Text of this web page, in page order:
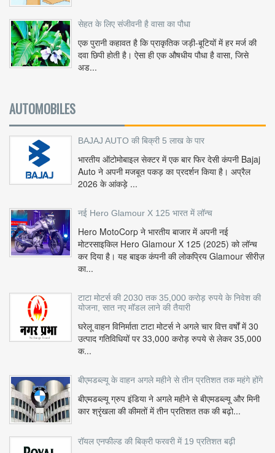
सेहत के लिए संजीवनी है वासा का पौधा
एक पुरानी कहावत है कि प्राकृतिक जड़ी-बूटियों में हर मर्ज की
दवा छिपी होती है। ऐसा ही एक औषधीय पौधा है वासा, जिसे
अड...
AUTOMOBILES
BAJAJ AUTO की बिक्री 5 लाख के पार
भारतीय ऑटोमोबाइल सेक्टर में एक बार फिर देसी कंपनी Bajaj
Auto ने अपनी मजबूत पकड़ का प्रदर्शन किया है। अप्रैल
2026 के आंकड़े ...
नई Hero Glamour X 125 भारत में लॉन्च
Hero MotoCorp ने भारतीय बाजार में अपनी नई
मोटरसाइकिल Hero Glamour X 125 (2025) को लॉन्च
कर दिया है। यह बाइक कंपनी की लोकप्रिय Glamour सीरीज़
का...
टाटा मोटर्स की 2030 तक 35,000 करोड़ रुपये के निवेश की
योजना, सात नए मॉडल लाने की तैयारी
घरेलू वाहन विनिर्माता टाटा मोटर्स ने अगले चार वित्त वर्षों में 30
उत्पाद गतिविधियों पर 33,000 करोड़ रुपये से लेकर 35,000
क...
बीएमडब्ल्यू के वाहन अगले महीने से तीन प्रतिशत तक महंगे होंगे
बीएमडब्ल्यू ग्रुप इंडिया ने अगले महीने से बीएमडब्ल्यू और मिनी
कार श्रृंखला की कीमतों में तीन प्रतिशत तक की बढ़ो...
रॉयल एनफील्ड की बिक्री फरवरी में 19 प्रतिशत बढ़ी